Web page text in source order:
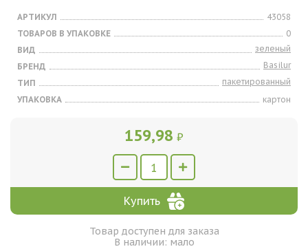
АРТИКУЛ
43058
ТОВАРОВ В УПАКОВКЕ
0
ВИД
зеленый
БРЕНД
Basilur
ТИП
пакетированный
УПАКОВКА
картон
159,98 ₽
Купить
Товар доступен для заказа
В наличии: мало